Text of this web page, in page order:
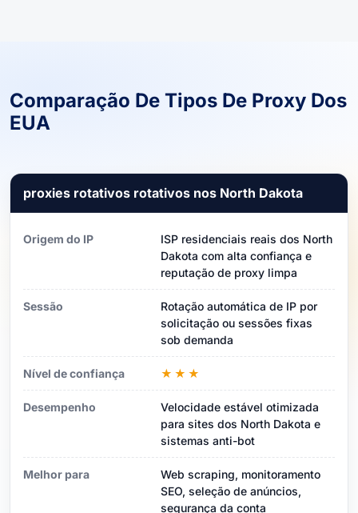
Comparação De Tipos De Proxy Dos
EUA
proxies rotativos rotativos nos North Dakota
Origem do IP
ISP residenciais reais dos North
Dakota com alta confiança e
reputação de proxy limpa
Sessão
Rotação automática de IP por
solicitação ou sessões fixas
sob demanda
Nível de confiança ★★★
Desempenho
Velocidade estável otimizada
para sites dos North Dakota e
sistemas anti-bot
Melhor para
Web scraping, monitoramento
SEO, seleção de anúncios,
segurança da conta